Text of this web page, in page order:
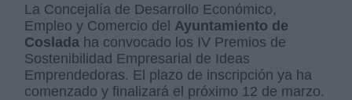
La Concejalía de Desarrollo Económico,
Empleo y Comercio del Ayuntamiento de
Coslada ha convocado los IV Premios de
Sostenibilidad Empresarial de Ideas
Emprendedoras. El plazo de inscripción ya ha
comenzado y finalizará el próximo 12 de marzo.